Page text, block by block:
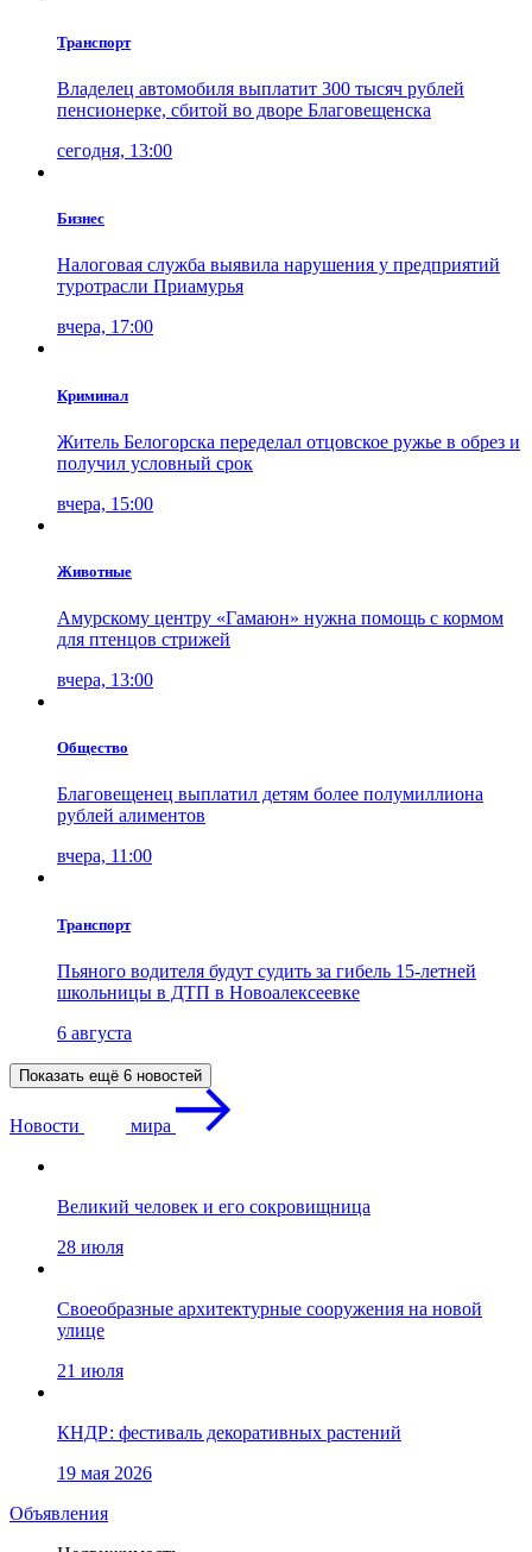
Транспорт
Владелец автомобиля выплатит 300 тысяч рублей
пенсионерке, сбитой во дворе Благовещенска
сегодня, 13:00
Бизнес
Налоговая служба выявила нарушения у предприятий
туротрасли Приамурья
вчера, 17:00
Криминал
Житель Белогорска переделал отцовское ружье в обрез и
получил условный срок
вчера, 15:00
Животные
Амурскому центру «Гамаюн» нужна помощь с кормом
для птенцов стрижей
вчера, 13:00
Общество
Благовещенец выплатил детям более полумиллиона
рублей алиментов
вчера, 11:00
Транспорт
Пьяного водителя будут судить за гибель 15-летней
школьницы в ДТП в Новоалексеевке
6 августа
Показать ещё 6 новостей
Новости мира
Великий человек и его сокровищница
28 июля
Своеобразные архитектурные сооружения на новой
улице
21 июля
КНДР: фестиваль декоративных растений
19 мая 2026
Объявления